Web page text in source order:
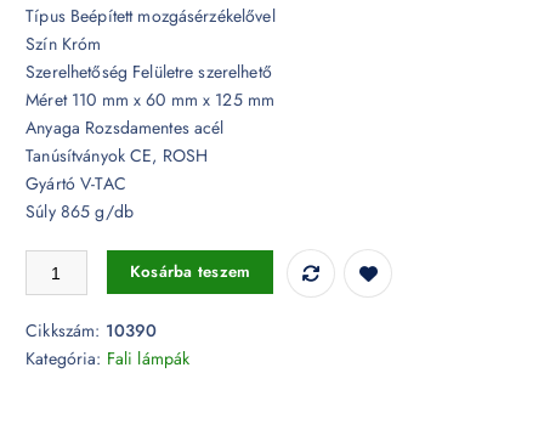
Típus Beépített mozgásérzékelővel
Szín Króm
Szerelhetőség Felületre szerelhető
Méret 110 mm x 60 mm x 125 mm
Anyaga Rozsdamentes acél
Tanúsítványok CE, ROSH
Gyártó V-TAC
Súly 865 g/db
GU10 foglalattal ellátott fali LED lámpa króm 2 irányú, beépített
Kosárba teszem
Cikkszám: 10390
Kategória: Fali lámpák